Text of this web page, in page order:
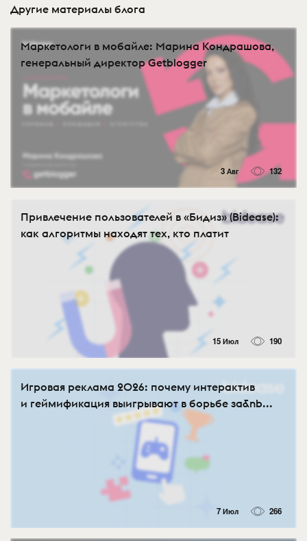
Другие материалы блога
Маркетологи в мобайле: Марина Кондрашова,
генеральный директор Getblogger
3 Авг 132
Привлечение пользователей в «Бидиз» (Bidease):
как алгоритмы находят тех, кто платит
15 Июл 190
Игровая реклама 2026: почему интерактив
и геймификация выигрывают в борьбе за&nb...
7 Июл 266